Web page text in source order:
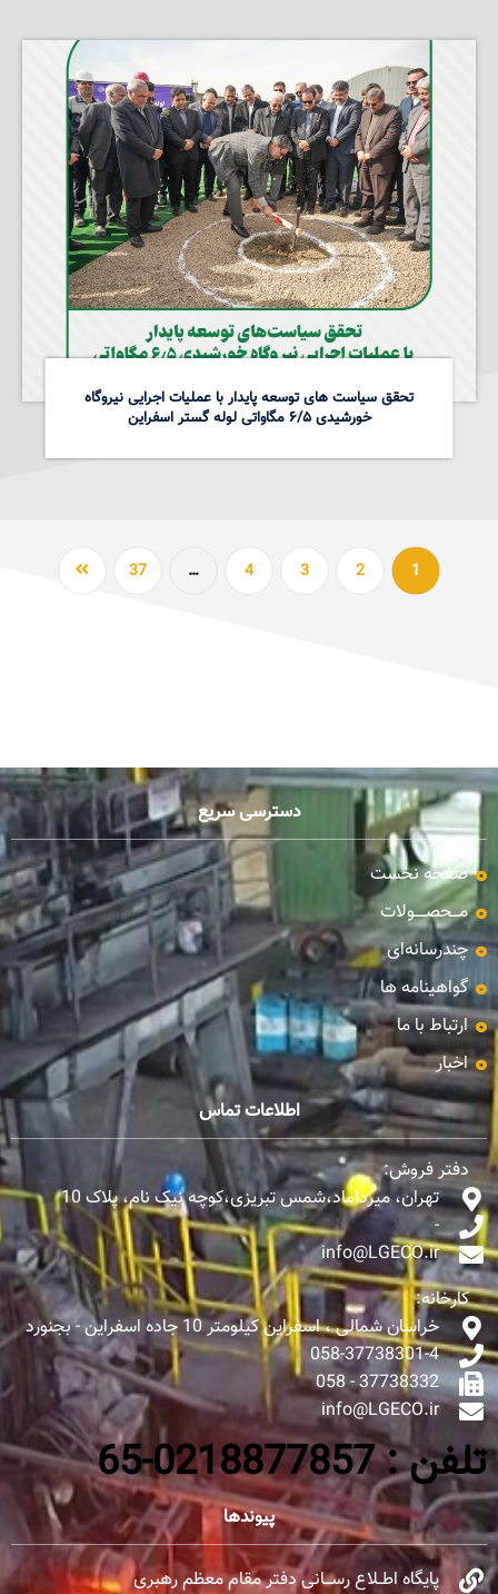
تحقق سیاست های توسعه پایدار با عملیات اجرایی نیروگاه
خورشیدی ۶/۵ مگاواتی لوله گستر اسفراین
1
2
3
4
…
37
دسترسی سریع
صفحه نخست
مـــحصـــــولات
چندرسانه‌ای
گواهینامه ها
ارتباط با ما
اخبار
اطلاعات تماس
دفتر فروش:
تهران، میرداماد،شمس تبریزی،کوچه نیک نام، پلاک 10
-
info@LGECO.ir
کارخانه:
خراسان شمالی ، اسفراین کیلومتر 10 جاده اسفراین - بجنورد
058-37738301-4
37738332 - 058
info@LGECO.ir
تلفن : 0218877857-65
پیوندها
پایگاه اطــلاع رســـانی دفتر مقام معظم رهبری